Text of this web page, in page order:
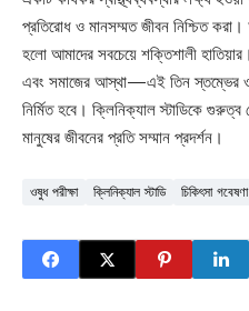
প্রতিরোধ ও মানসম্মত জীবন নিশ্চিত
হলো আমাদের সবচেয়ে শক্তিশালী
এবং সমাজের আস্থা—এই তিন স্তম্ভের
নির্মিত হবে। ক্লিনিক্যাল স্টাডিকে
মানুষের জীবনের প্রতি সম্মান প্রদর্শন।
ওষুধ পরীক্ষা ক্লিনিক্যাল স্টাডি চিকিৎসা গবেষণা